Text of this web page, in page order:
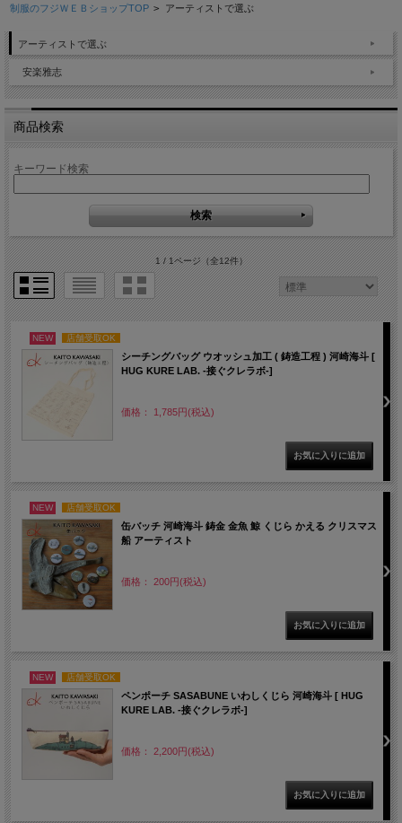
制服のフジＷＥＢショップTOP > アーティストで選ぶ
アーティストで選ぶ
安楽雅志
商品検索
キーワード検索
1 / 1ページ（全12件）
NEW 店舗受取OK
シーチングバッグ ウオッシュ加工 ( 鋳造工程 ) 河崎海斗 [
HUG KURE LAB. -接ぐクレラボ-]
価格： 1,785円(税込)
NEW 店舗受取OK
缶バッチ 河崎海斗 鋳金 金魚 鯨 くじら かえる クリスマス
船 アーティスト
価格： 200円(税込)
NEW 店舗受取OK
ペンポーチ SASABUNE いわしくじら 河崎海斗 [ HUG
KURE LAB. -接ぐクレラボ-]
価格： 2,200円(税込)